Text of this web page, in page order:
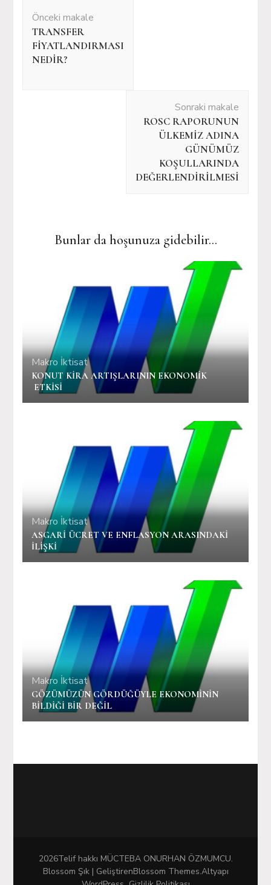
dolaşımı
Önceki makale
TRANSFER
FİYATLANDIRMASI
NEDİR?
Sonraki makale
ROSC RAPORUNUN
ÜLKEMİZ ADINA
GÜNÜMÜZ
KOŞULLARINDA
DEĞERLENDİRİLMESİ
Bunlar da hoşunuza gidebilir...
Makro İktisat
KONUT KİRA ARTIŞLARININ EKONOMİK
ETKİSİ
Makro İktisat
ASGARİ ÜCRET VE ENFLASYON ARASINDAKİ
İLİŞKİ
Makro İktisat
GÖZÜMÜZÜN GÖRDÜĞÜYLE EKONOMİNİN
BİLDİĞİ BİR DEĞİL
2026Telif hakkı MÜCTEBA ONURHAN ÖZMUMCU.
Blossom Şık | GeliştirenBlossom Themes.Altyapı